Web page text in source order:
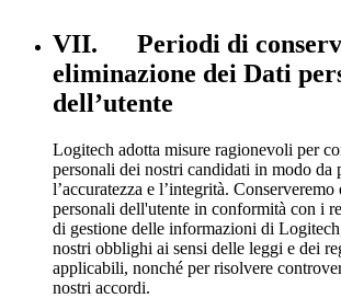
VII. Periodi di
eliminazione dei Dati
dell’utente
Logitech adotta misure ragionevoli per
personali dei nostri candidati in modo da
l’accuratezza e l’integrità.
personali dell'utente in conformità con i
di gestione delle informazioni di
nostri obblighi ai sensi delle leggi e dei
applicabili, nonché per risolvere
nostri accordi.